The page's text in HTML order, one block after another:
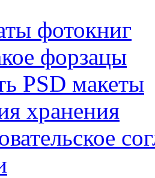
фотокниг
форзацы
PSD макеты
хранения